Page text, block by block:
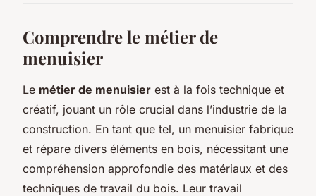
Comprendre le métier de
menuisier
Le métier de menuisier est à la fois technique et
créatif, jouant un rôle crucial dans l’industrie de la
construction. En tant que tel, un menuisier fabrique
et répare divers éléments en bois, nécessitant une
compréhension approfondie des matériaux et des
techniques de travail du bois. Leur travail